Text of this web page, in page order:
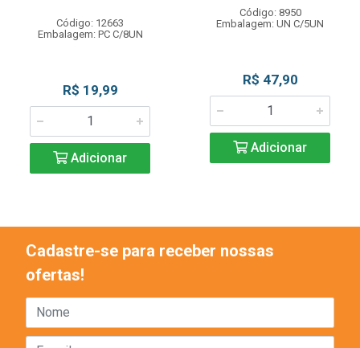
Código: 12663
Embalagem: PC C/8UN
R$ 19,99
Adicionar
Código: 8950
Embalagem: UN C/5UN
R$ 47,90
Adicionar
Cadastre-se para receber nossas
ofertas!